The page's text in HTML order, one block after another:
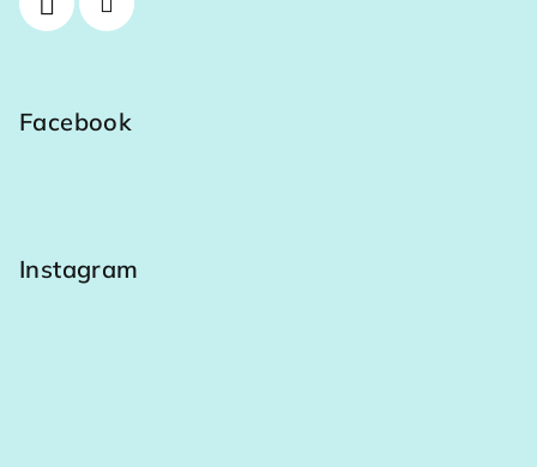
Facebook
Instagram